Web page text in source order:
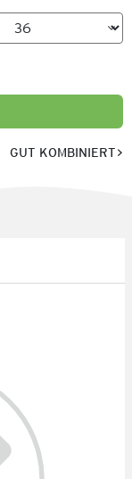
GUT KOMBINIERT